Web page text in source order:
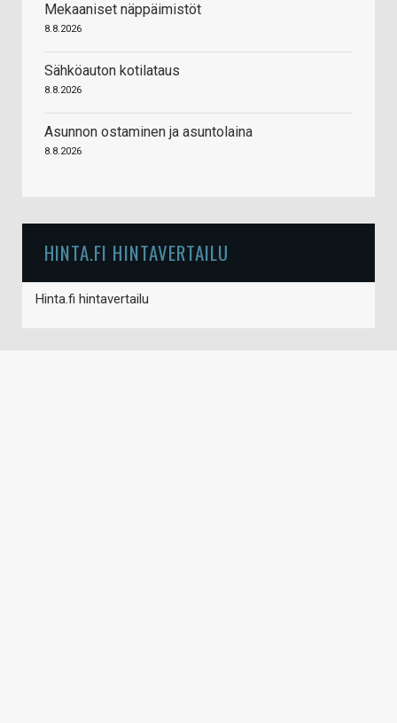
Mekaaniset näppäimistöt
8.8.2026
Sähköauton kotilataus
8.8.2026
Asunnon ostaminen ja asuntolaina
8.8.2026
HINTA.FI HINTAVERTAILU
Hinta.fi hintavertailu